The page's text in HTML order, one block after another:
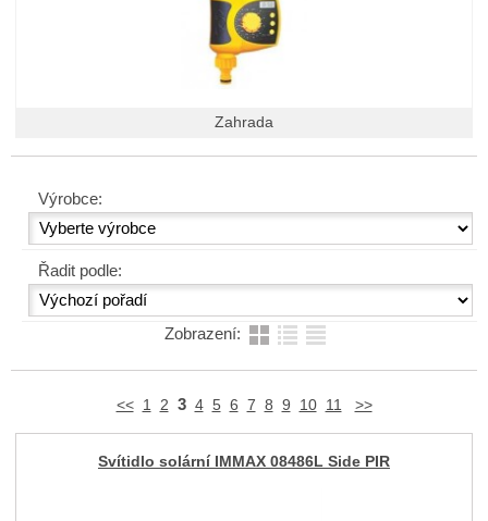
Zahrada
Výrobce:
Řadit podle:
Zobrazení:
<< 1 2 3 4 5 6 7 8 9 10 11 >>
Svítidlo solární IMMAX 08486L Side PIR